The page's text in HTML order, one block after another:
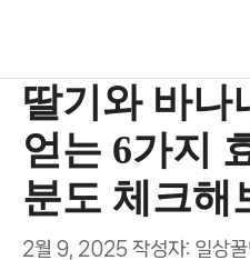
딸기와 바나
얻는 6가지
분도 체크해
2월 9, 2025 작성자: 일상꿀